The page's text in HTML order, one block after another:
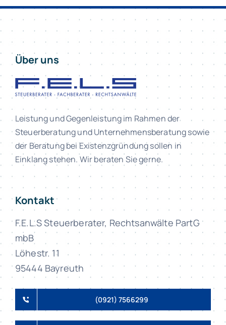
Über uns
Leistung und Gegenleistung im Rahmen der
Steuerberatung und Unternehmensberatung sowie
der Beratung bei Existenzgründung sollen in
Einklang stehen. Wir beraten Sie gerne.
Kontakt
F.E.L.S Steuerberater, Rechtsanwälte PartG
mbB
Löhestr. 11
95444 Bayreuth
(0921) 7566299